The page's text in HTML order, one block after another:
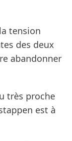
tension
des deux
abandonner
très proche
est à